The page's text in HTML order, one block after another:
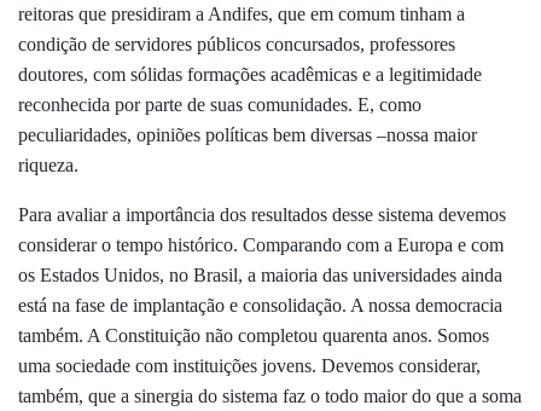
reitoras que presidiram a Andifes, que em comum tinham a
condição de servidores públicos concursados, professores
doutores, com sólidas formações acadêmicas e a legitimidade
reconhecida por parte de suas comunidades. E, como
peculiaridades, opiniões políticas bem diversas –nossa maior
riqueza.
Para avaliar a importância dos resultados desse sistema devemos
considerar o tempo histórico. Comparando com a Europa e com
os Estados Unidos, no Brasil, a maioria das universidades ainda
está na fase de implantação e consolidação. A nossa democracia
também. A Constituição não completou quarenta anos. Somos
uma sociedade com instituições jovens. Devemos considerar,
também, que a sinergia do sistema faz o todo maior do que a soma